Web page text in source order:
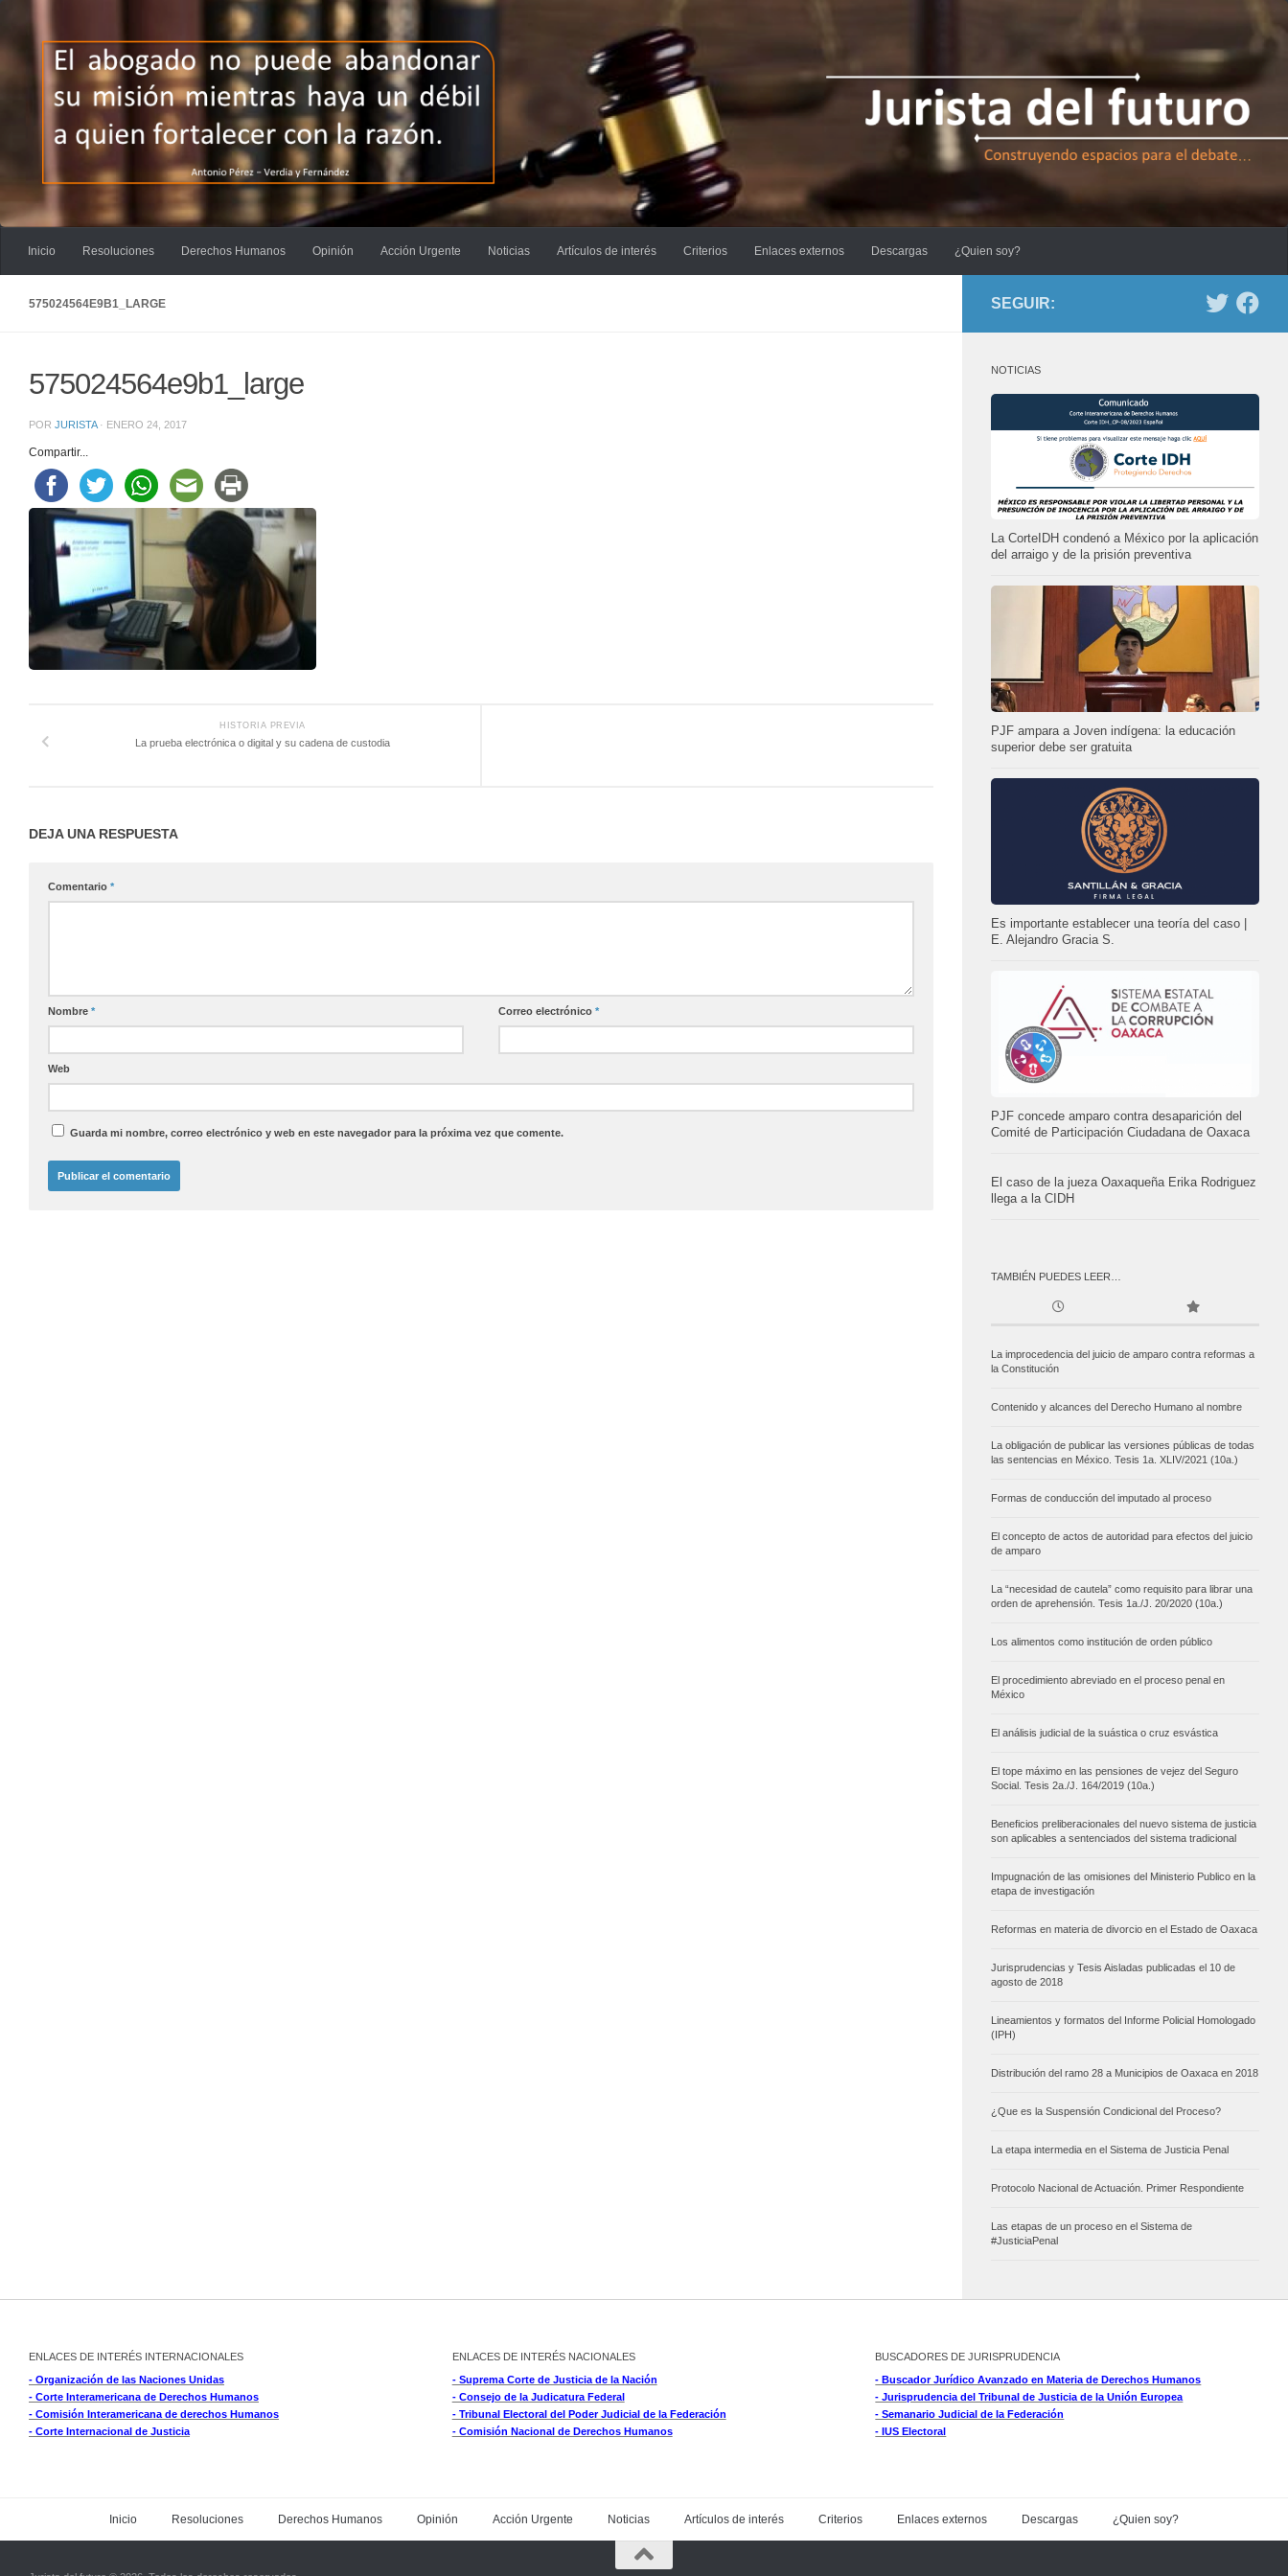
Inicio Resoluciones Derechos Humanos Opinión Acción Urgente Noticias Artículos de interés Criterios Enlaces externos Descargas ¿Quien soy?
575024564E9B1_LARGE
575024564e9b1_large
POR JURISTA · ENERO 24, 2017
Compartir...
HISTORIA PREVIA
La prueba electrónica o digital y su cadena de custodia
DEJA UNA RESPUESTA
Comentario *
Nombre * Correo electrónico*
Web
Guarda mi nombre, correo electrónico y web en este navegador para la próxima vez que comente.
SEGUIR:
NOTICIAS
La CorteIDH condenó a México por la aplicación
del arraigo y de la prisión preventiva
PJF ampara a Joven indígena: la educación
superior debe ser gratuita
Es importante establecer una teoría del caso |
E. Alejandro Gracia S.
PJF concede amparo contra desaparición del
Comité de Participación Ciudadana de Oaxaca
El caso de la jueza Oaxaqueña Erika Rodriguez
llega a la CIDH
TAMBIÉN PUEDES LEER…
La improcedencia del juicio de amparo contra reformas a
la Constitución
Contenido y alcances del Derecho Humano al nombre
La obligación de publicar las versiones públicas de todas
las sentencias en México. Tesis 1a. XLIV/2021 (10a.)
Formas de conducción del imputado al proceso
El concepto de actos de autoridad para efectos del juicio
de amparo
La “necesidad de cautela” como requisito para librar una
orden de aprehensión. Tesis 1a./J. 20/2020 (10a.)
Los alimentos como institución de orden público
El procedimiento abreviado en el proceso penal en
México
El análisis judicial de la suástica o cruz esvástica
El tope máximo en las pensiones de vejez del Seguro
Social. Tesis 2a./J. 164/2019 (10a.)
Beneficios preliberacionales del nuevo sistema de justicia
son aplicables a sentenciados del sistema tradicional
Impugnación de las omisiones del Ministerio Publico en la
etapa de investigación
Reformas en materia de divorcio en el Estado de Oaxaca
Jurisprudencias y Tesis Aisladas publicadas el 10 de
agosto de 2018
Lineamientos y formatos del Informe Policial Homologado
(IPH)
Distribución del ramo 28 a Municipios de Oaxaca en 2018
¿Que es la Suspensión Condicional del Proceso?
La etapa intermedia en el Sistema de Justicia Penal
Protocolo Nacional de Actuación. Primer Respondiente
Las etapas de un proceso en el Sistema de
#JusticiaPenal
ENLACES DE INTERÉS INTERNACIONALES
- Organización de las Naciones Unidas
- Corte Interamericana de Derechos Humanos
- Comisión Interamericana de derechos Humanos
- Corte Internacional de Justicia
ENLACES DE INTERÉS NACIONALES
- Suprema Corte de Justicia de la Nación
- Consejo de la Judicatura Federal
- Tribunal Electoral del Poder Judicial de la Federación
- Comisión Nacional de Derechos Humanos
BUSCADORES DE JURISPRUDENCIA
- Buscador Jurídico Avanzado en Materia de Derechos Humanos
- Jurisprudencia del Tribunal de Justicia de la Unión Europea
- Semanario Judicial de la Federación
- IUS Electoral
Inicio Resoluciones Derechos Humanos Opinión Acción Urgente Noticias Artículos de interés Criterios Enlaces externos Descargas ¿Quien soy?